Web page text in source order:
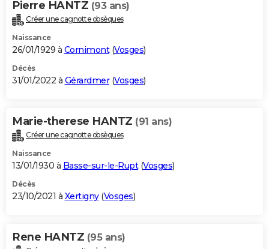
Pierre HANTZ (93 ans)
Créer une cagnotte obsèques
Naissance
26/01/1929 à Cornimont(Vosges)
Décès
31/01/2022 à Gérardmer(Vosges)
Marie-therese HANTZ (91 ans)
Créer une cagnotte obsèques
Naissance
13/01/1930 à Basse-sur-le-Rupt(Vosges)
Décès
23/10/2021 à Xertigny(Vosges)
Rene HANTZ (95 ans)